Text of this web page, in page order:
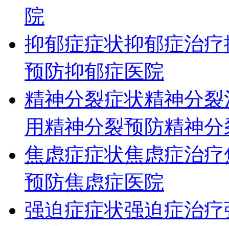
院
抑郁症症状抑郁症治疗
预防抑郁症医院
精神分裂症状精神分裂
用精神分裂预防精神
焦虑症症状焦虑症治疗
预防焦虑症医院
强迫症症状强迫症治疗